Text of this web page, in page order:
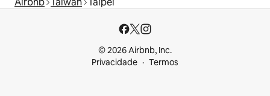
© 2026 Airbnb, Inc.
Privacidade
Termos